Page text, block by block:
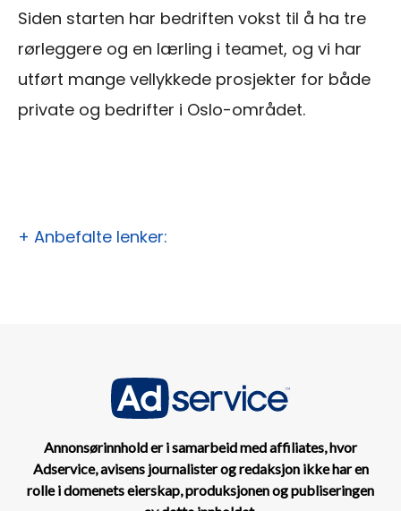
Siden starten har bedriften vokst til å ha tre
rørleggere og en lærling i teamet, og vi har
utført mange vellykkede prosjekter for både
private og bedrifter i Oslo-området.
+ Anbefalte lenker:
Annonsørinnhold er i samarbeid med affiliates, hvor
Adservice, avisens journalister og redaksjon ikke har en
rolle i domenets eierskap, produksjonen og publiseringen